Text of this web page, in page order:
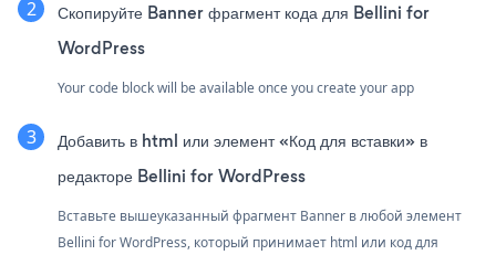
Скопируйте Banner фрагмент кода для Bellini for
WordPress
Your code block will be available once you create your app
Добавить в html или элемент «Код для вставки» в
редакторе Bellini for WordPress
Вставьте вышеуказанный фрагмент Banner в любой элемент
Bellini for WordPress, который принимает html или код для